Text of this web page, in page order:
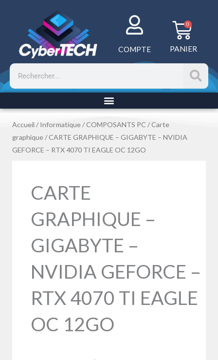
COMPTE
0
PANIER
Rechercher
Accueil /Informatique /COMPOSANTS PC /Carte
graphique / CARTE GRAPHIQUE – GIGABYTE – NVIDIA
GEFORCE – RTX 4070 TI EAGLE OC 12GO
CARTE
GRAPHIQUE –
GIGABYTE –
NVIDIA GEFORCE –
RTX 4070 TI EAGLE
OC 12GO